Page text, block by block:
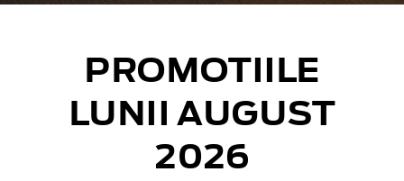
PROMOTIILE
LUNII AUGUST
2026